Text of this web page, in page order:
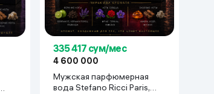
335 417 сум/мес
4 600 000
Мужская парфюмерная
вода Stefano Ricci Paris,